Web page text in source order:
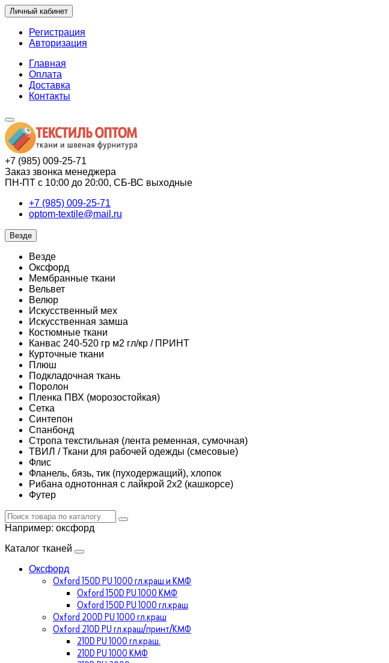
Личный кабинет
Регистрация
Авторизация
Главная
Оплата
Доставка
Контакты
+7 (985) 009-25-71
Заказ звонка менеджера
ПН-ПТ с 10:00 до 20:00, СБ-ВС выходные
+7 (985) 009-25-71
optom-textile@mail.ru
Везде
Везде
Оксфорд
Мембранные ткани
Вельвет
Велюр
Искусственный мех
Искусственная замша
Костюмные ткани
Канвас 240-520 гр м2 гл/кр / ПРИНТ
Курточные ткани
Плюш
Подкладочная ткань
Поролон
Пленка ПВХ (морозостойкая)
Сетка
Синтепон
Спанбонд
Стропа текстильная (лента ременная, сумочная)
ТВИЛ / Ткани для рабочей одежды (смесовые)
Флис
Фланель, бязь, тик (пуходержащий), хлопок
Рибана однотонная с лайкрой 2х2 (кашкорсе)
Футер
Например: оксфорд
Каталог тканей
Оксфорд
Oxford 150D PU 1000 гл.краш и КМФ
Oxford 150D PU 1000 КМФ
Oxford 150D PU 1000 гл.краш
Oxford 200D PU 1000 гл.краш
Oxford 210D PU гл.краш/принт/КМФ
210D PU 1000 гл.краш.
210D PU 1000 КМФ